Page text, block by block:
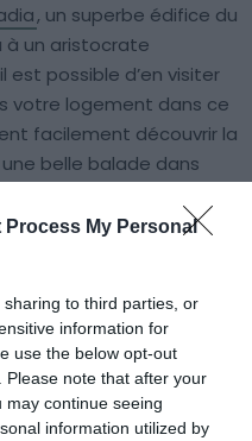
Process My Personal
to third parties, or
information for
use the below opt-out
note that after your
continue seeing
information utilized by
, un superbe édifice du
à un aristocrate
possible d’en visiter
votre logement dans ce
facilement découvrir la
belle balade dans
la Corniche